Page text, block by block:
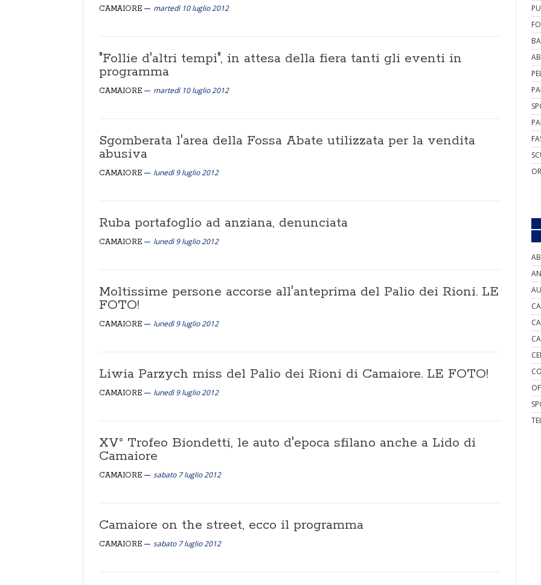
CAMAIORE martedì 10 luglio 2012
"Follie d'altri tempi", in attesa della fiera tanti gli eventi in
programma
CAMAIORE martedì 10 luglio 2012
Sgomberata l'area della Fossa Abate utilizzata per la vendita
abusiva
CAMAIORE lunedì 9 luglio 2012
Ruba portafoglio ad anziana, denunciata
CAMAIORE lunedì 9 luglio 2012
Moltissime persone accorse all'anteprima del Palio dei Rioni. LE
FOTO!
CAMAIORE lunedì 9 luglio 2012
Liwia Parzych miss del Palio dei Rioni di Camaiore. LE FOTO!
CAMAIORE lunedì 9 luglio 2012
XV° Trofeo Biondetti, le auto d'epoca sfilano anche a Lido di
Camaiore
CAMAIORE sabato 7 luglio 2012
Camaiore on the street, ecco il programma
CAMAIORE sabato 7 luglio 2012